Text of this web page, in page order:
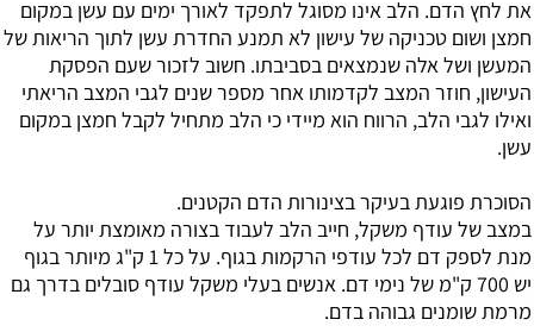
את לחץ הדם. הלב אינו מסוגל לתפקד לאורך ימים עם עשן במקום
חמצן ושום טכניקה של עישון לא תמנע החדרת עשן לתוך הריאות של
המעשן ושל אלה שנמצאים בסביבתו. חשוב לזכור שעם הפסקת
העישון, חוזר המצב לקדמותו אחר מספר שנים לגבי המצב הריאתי
ואילו לגבי הלב, הרווח הוא מיידי כי הלב מתחיל לקבל חמצן במקום
עשן.
הסוכרת פוגעת בעיקר בצינורות הדם הקטנים.
במצב של עודף משקל, חייב הלב לעבוד בצורה מאומצת יותר על
מנת לספק דם לכל עודפי הרקמות בגוף. על כל 1 ק"ג מיותר בגוף
יש 700 ק"מ של נימי דם. אנשים בעלי משקל עודף סובלים בדרך גם
מרמת שומנים גבוהה בדם.